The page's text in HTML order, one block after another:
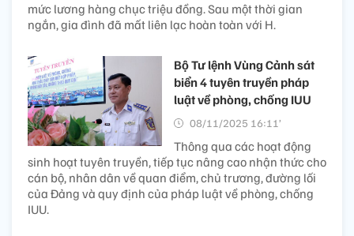
mức lương hàng chục triệu đồng. Sau một thời gian
ngắn, gia đình đã mất liên lạc hoàn toàn với H.
Bộ Tư lệnh Vùng Cảnh sát
biển 4 tuyên truyền pháp
luật về phòng, chống IUU
08/11/2025 16:11’
Thông qua các hoạt động
sinh hoạt tuyên truyền, tiếp tục nâng cao nhận thức cho
cán bộ, nhân dân về quan điểm, chủ trương, đường lối
của Đảng và quy định của pháp luật về phòng, chống
IUU.